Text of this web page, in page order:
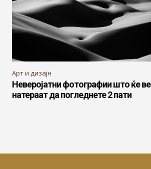
Арт и дизајн
Неверојатни фотографии што ќе ве
натераат да погледнете 2 пати